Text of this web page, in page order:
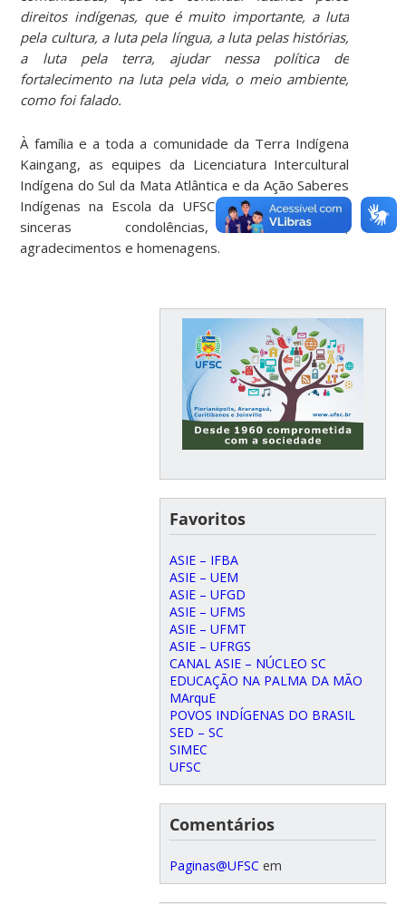
direitos indígenas, que é muito importante, a luta
pela cultura, a luta pela língua, a luta pelas histórias,
a luta pela terra, ajudar nessa política de
fortalecimento na luta pela vida, o meio ambiente,
como foi falado.
À família e a toda a comunidade da Terra Indígena
Kaingang, as equipes da Licenciatura Intercultural
Indígena do Sul da Mata Atlântica e da Ação Saberes
Indígenas na Escola da UFSC prestam suas mais
sinceras condolências, solidariedade,
agradecimentos e homenagens.
Favoritos
ASIE – IFBA
ASIE – UEM
ASIE – UFGD
ASIE – UFMS
ASIE – UFMT
ASIE – UFRGS
CANAL ASIE – NÚCLEO SC
EDUCAÇÃO NA PALMA DA MÃO
MArquE
POVOS INDÍGENAS DO BRASIL
SED – SC
SIMEC
UFSC
Comentários
Paginas@UFSC em